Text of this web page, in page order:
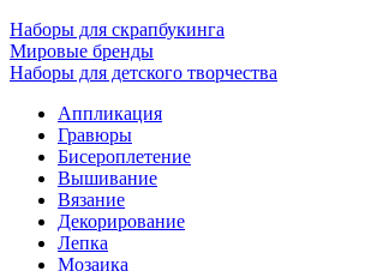
Наборы для скрапбукинга
Мировые бренды
Наборы для детского творчества
Аппликация
Гравюры
Бисероплетение
Вышивание
Вязание
Декорирование
Лепка
Мозаика